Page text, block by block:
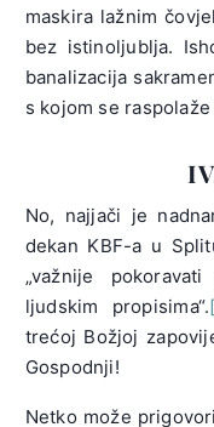
maskira lažnim
bez istinoljublja.
banalizacija
s kojom se
No, najjači je
dekan KBF-a u
„važnije
ljudskim propisima“.
trećoj Božjoj
Gospodnji!
Netko može